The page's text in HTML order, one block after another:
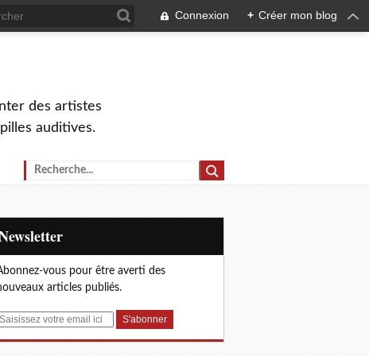
Connexion + Créer mon blog
des artistes
auditives.
Newsletter
vous pour être averti des
articles publiés.
E